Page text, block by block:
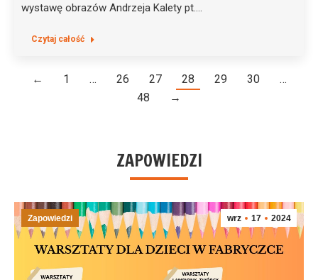
wystawę obrazów Andrzeja Kalety pt.…
Czytaj całość
← 1 … 26 27 28 29 30
…
48
→
ZAPOWIEDZI
wrz 17 2024
Zapowiedzi